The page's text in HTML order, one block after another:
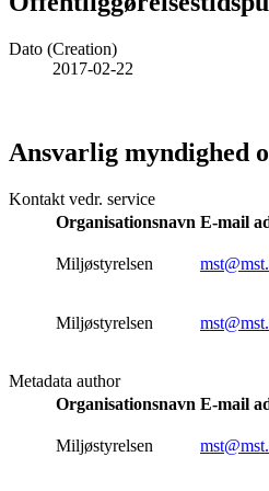
Dato (Creation)
2017-02-22
Ansvarlig myndighed
Kontakt vedr. service
Organisationsnavn E-mail
Miljøstyrelsen
Miljøstyrelsen
Metadata author
Organisationsnavn E-mail
Miljøstyrelsen